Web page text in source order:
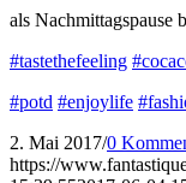
als Nachmittagspause
#tastethefeeling
#potd #enjoylife
2. Mai 2017/0
https://